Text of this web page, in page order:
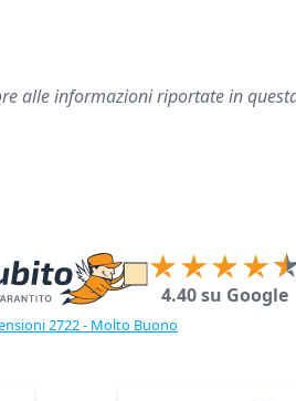
alle informazioni riportate in
4.40 su Google
2722 - Molto Buono